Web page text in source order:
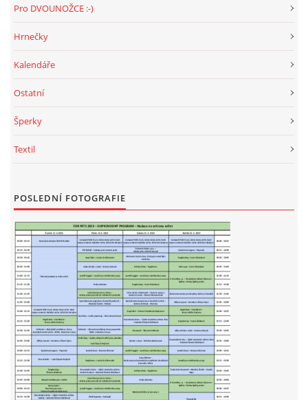
Pro DVOUNOŽCE :-)
Hrnečky
Kalendáře
Ostatní
Šperky
Textil
POSLEDNÍ FOTOGRAFIE